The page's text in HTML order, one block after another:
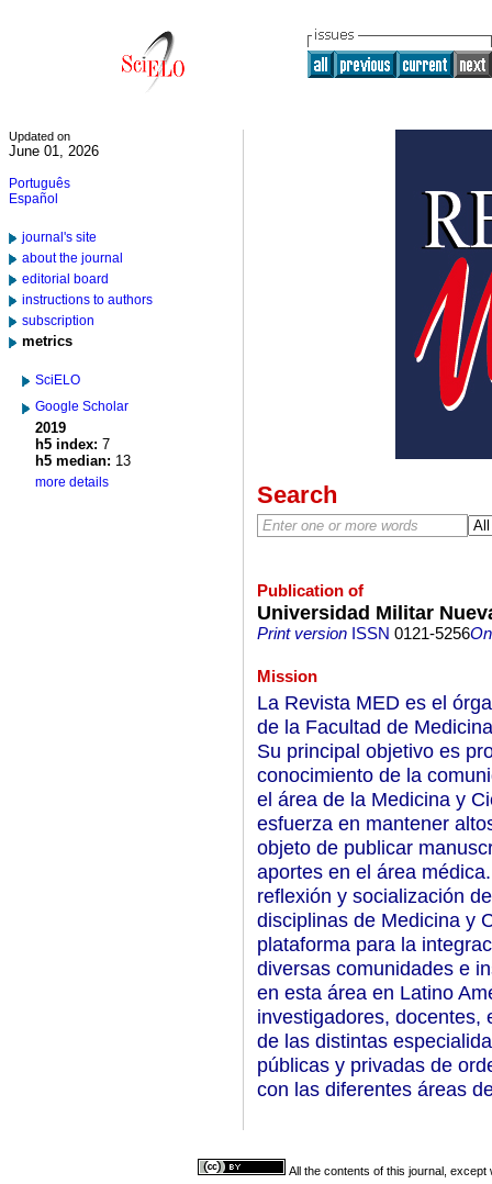
Updated on
June 01, 2026
Português
Español
journal's site
about the journal
editorial board
instructions to authors
subscription
metrics
SciELO
Google Scholar
2019
h5 index: 7
h5 median: 13
more details Search
Publication of
Universidad Militar
Print versionISSN 0121-5256
Mission
La Revista MED es el
de la Facultad de
Su principal objetivo es
conocimiento de la
el área de la Medicina y
esfuerza en mantener
objeto de publicar
aportes en el área
reflexión y socialización
disciplinas de Medicina y
plataforma para la
diversas comunidades e
en esta área en Latino
investigadores, docentes,
de las distintas
públicas y priva­das de
con las diferentes áreas
All the contents of this journal,